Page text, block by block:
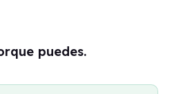
puedes.